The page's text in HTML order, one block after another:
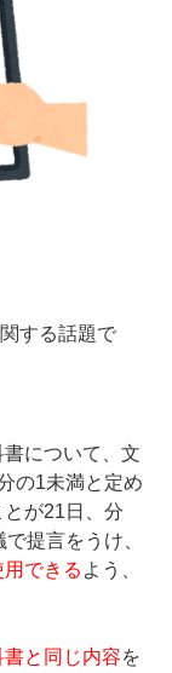
する話題で
について、文
の1未満と定め
が21日、分
提言をうけ、
できる よう、
と同じ内容を